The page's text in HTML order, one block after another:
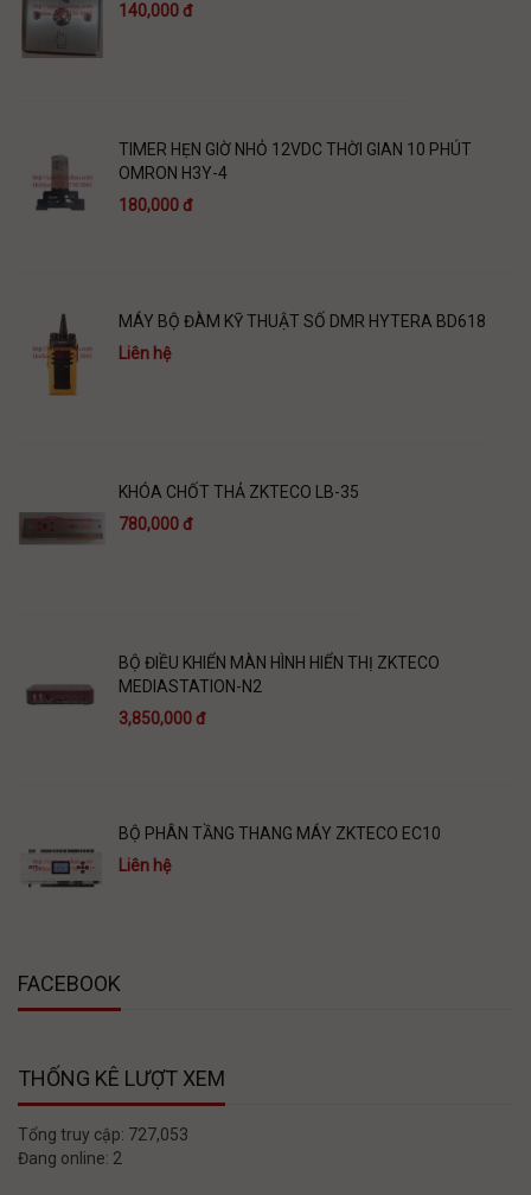
140,000 đ
TIMER HẸN GIỜ NHỎ 12VDC THỜI GIAN 10 PHÚT
OMRON H3Y-4
180,000 đ
MÁY BỘ ĐÀM KỸ THUẬT SỐ DMR HYTERA BD618
Liên hệ
KHÓA CHỐT THẢ ZKTECO LB-35
780,000 đ
BỘ ĐIỀU KHIỂN MÀN HÌNH HIỂN THỊ ZKTECO
MEDIASTATION-N2
3,850,000 đ
BỘ PHÂN TẦNG THANG MÁY ZKTECO EC10
Liên hệ
FACEBOOK
THỐNG KÊ LƯỢT XEM
Tổng truy cập: 727,053
Đang online: 2